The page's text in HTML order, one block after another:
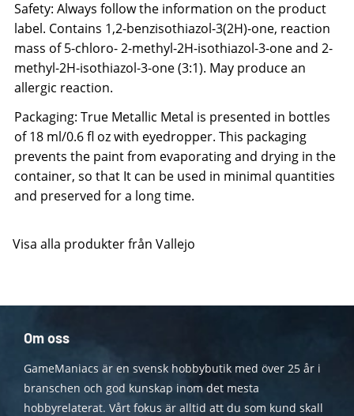
Safety: Always follow the information on the product
label. Contains 1,2-benzisothiazol-3(2H)-one, reaction
mass of 5-chloro- 2-methyl-2H-isothiazol-3-one and 2-
methyl-2H-isothiazol-3-one (3:1). May produce an
allergic reaction.
Packaging: True Metallic Metal is presented in bottles
of 18 ml/0.6 fl oz with eyedropper. This packaging
prevents the paint from evaporating and drying in the
container, so that It can be used in minimal quantities
and preserved for a long time.
Visa alla produkter från Vallejo
Om oss
GameManiacs är en svensk hobbybutik med över 25 år i
branschen och god kunskap inom det mesta
hobbyrelaterat. Vårt fokus är alltid att du som kund skall